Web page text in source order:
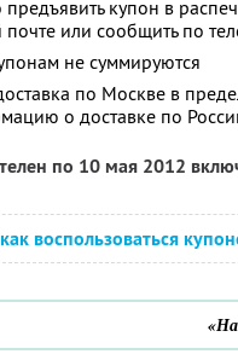
купон в
почте или сообщить по
не суммируются
по Москве в
о доставке по
по 10 мая 2012
воспользоваться